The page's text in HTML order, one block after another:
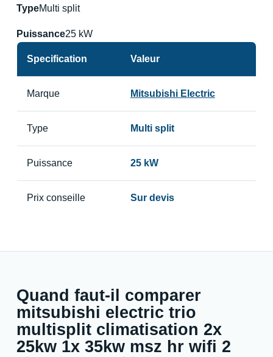
TypeMulti split
Puissance25 kW
Specification Valeur
Marque Mitsubishi Electric
Type Multi split
Puissance 25 kW
Prix conseille Sur devis
Quand faut-il comparer
mitsubishi electric trio
multisplit climatisation 2x
25kw 1x 35kw msz hr wifi 2